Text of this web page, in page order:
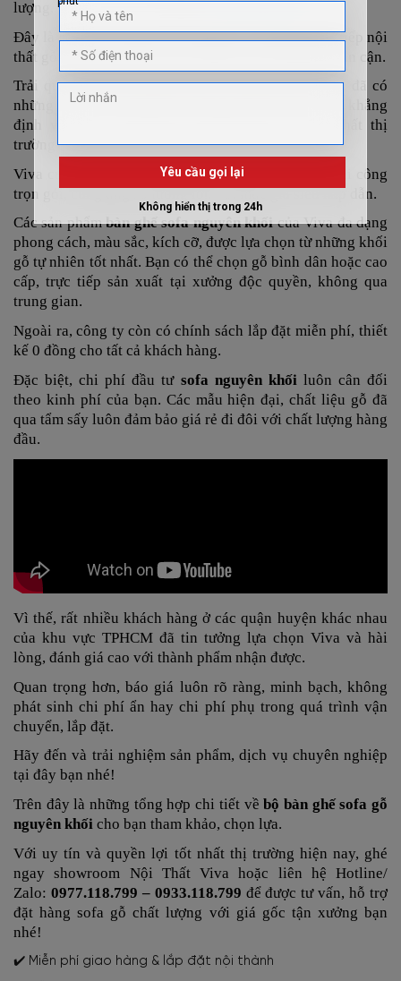
lượng, giá tốt nhất thị trường tạiNội Thất Viva.
Đây là công ty chuyên về sản xuất – cung ứng trực tiếp nội
thất gỗ các loại cho khu vực TPHCM và tỉnh thành lân cận.
Trải qua nhiều năm hình thành và phát triển, Viva đã có
những bước tiến vượt bậc trong ngành, từng bước khẳng
định vị thế với những sản phẩm, dịch vụ tốt nhất thị
trường.
Viva cung cấp
bộ sofa gỗ nguyên khối
đơn lẻ lẫn thi công
trọn gói, cung ứng số lượng lớn với mức giá siêu hấp dẫn.
Các sản phẩmbàn ghế sofa nguyên khốicủa Viva đa dạng
phong cách, màu sắc, kích cỡ, được lựa chọn từ những khối
gỗ tự nhiên tốt nhất. Bạn có thể chọn gỗ bình dân hoặc cao
cấp, trực tiếp sản xuất tại xưởng độc quyền, không qua
trung gian.
Ngoài ra, công ty còn có chính sách lắp đặt miễn phí, thiết
kế 0 đồng cho tất cả khách hàng.
Đặc biệt, chi phí đầu tư sofa nguyên khối luôn cân đối
theo kinh phí của bạn. Các mẫu hiện đại, chất liệu gỗ đã
qua tẩm sấy luôn đảm bảo giá rẻ đi đôi với chất lượng hàng
đầu.
Vì thế, rất nhiều khách hàng ở các quận huyện khác nhau
của khu vực TPHCM đã tin tưởng lựa chọn Viva và hài
lòng, đánh giá cao với thành phẩm nhận được.
Quan trọng hơn, báo giá luôn rõ ràng, minh bạch, không
phát sinh chi phí ẩn hay chi phí phụ trong quá trình vận
chuyển, lắp đặt.
Hãy đến và trải nghiệm sản phẩm, dịch vụ chuyên nghiệp
tại đây bạn nhé!
Trên đây là những tổng hợp chi tiết vềbộ bàn ghế sofa gỗ
nguyên khối cho bạn tham khảo, chọn lựa.
Với uy tín và quyền lợi tốt nhất thị trường hiện nay, ghé
ngay showroom Nội Thất Viva hoặc liên hệ Hotline/
Zalo: 0977.118.799 – 0933.118.799 để được tư vấn, hỗ trợ
đặt hàng sofa gỗ chất lượng với giá gốc tận xưởng bạn
nhé!
✔️ Miễn phí giao hàng & lắp đặt nội thành